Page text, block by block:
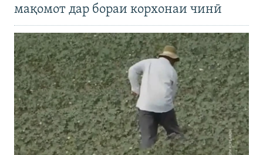
мақомот дар бораи корхонаи чинӣ